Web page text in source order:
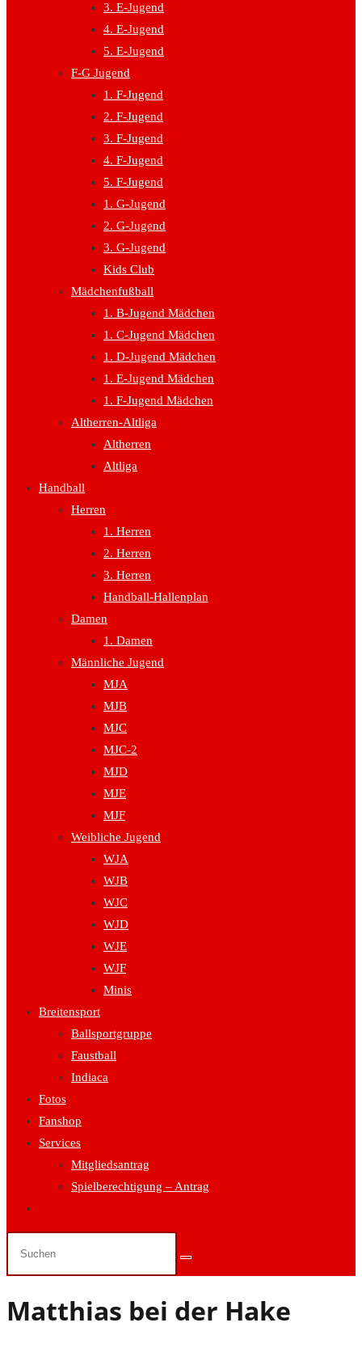
3. E-Jugend
4. E-Jugend
5. E-Jugend
F-G Jugend
1. F-Jugend
2. F-Jugend
3. F-Jugend
4. F-Jugend
5. F-Jugend
1. G-Jugend
2. G-Jugend
3. G-Jugend
Kids Club
Mädchenfußball
1. B-Jugend Mädchen
1. C-Jugend Mädchen
1. D-Jugend Mädchen
1. E-Jugend Mädchen
1. F-Jugend Mädchen
Altherren-Altliga
Altherren
Altliga
Handball
Herren
1. Herren
2. Herren
3. Herren
Handball-Hallenplan
Damen
1. Damen
Männliche Jugend
MJA
MJB
MJC
MJC-2
MJD
MJE
MJF
Weibliche Jugend
WJA
WJB
WJC
WJD
WJE
WJF
Minis
Breitensport
Ballsportgruppe
Faustball
Indiaca
Fotos
Fanshop
Services
Mitgliedsantrag
Spielberechtigung – Antrag
Suche
umschalten
Matthias bei der Hake